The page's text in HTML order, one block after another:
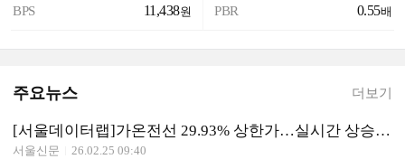
BPS 11,438원 PBR 0.55배
주요뉴스 더보기
[서울데이터랩]가온전선 29.93% 상한가…실시간 상승률 1위
서울신문 26.02.25 09:40